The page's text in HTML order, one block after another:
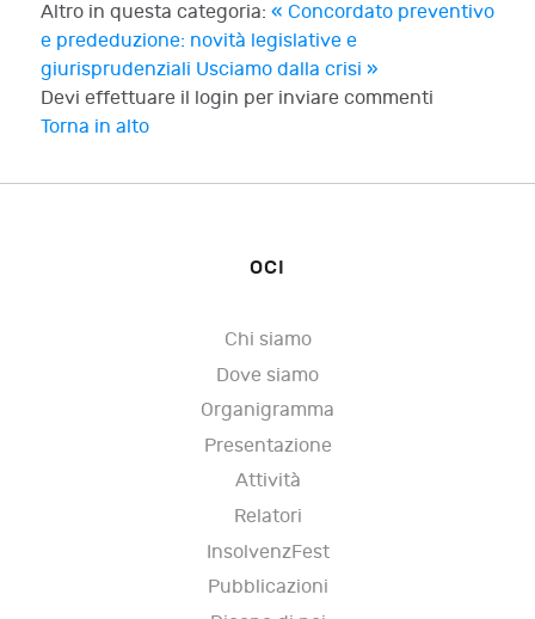
Altro in questa categoria: « Concordato preventivo
e prededuzione: novità legislative e
giurisprudenziali Usciamo dalla crisi »
Devi effettuare il login per inviare commenti
Torna in alto
OCI
Chi siamo
Dove siamo
Organigramma
Presentazione
Attività
Relatori
InsolvenzFest
Pubblicazioni